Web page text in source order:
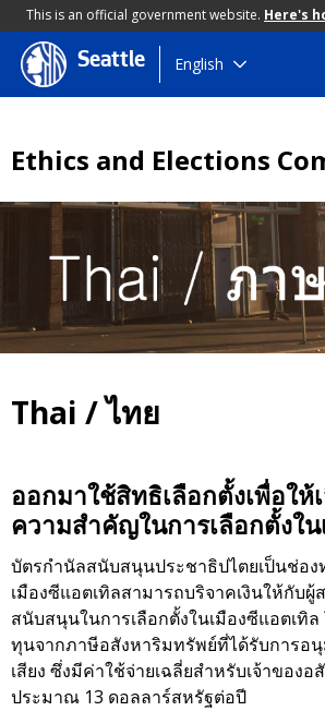
This is an official government website. Here's
Skip
to
Seattle English
Ethics and Elections
Thai / ไทย
ออกมาใช้สิทธิเลือกตั้งเพื่อใ
ความสำคัญในการเลือกตั้งใ
บัตรกำนัลสนับสนุนประชาธิปไตยเป็นช่อ
เมืองซีแอตเทิลสามารถบริจาคเงินให้กับ
สนับสนุนในการเลือกตั้งในเมืองซีแอตเทิ
ทุนจากภาษีอสังหาริมทรัพย์ที่ได้รับการอ
เสียง ซึ่งมีค่าใช้จ่ายเฉลี่ยสำหรับเจ้าของ
ประมาณ 13 ดอลลาร์สหรัฐต่อปี